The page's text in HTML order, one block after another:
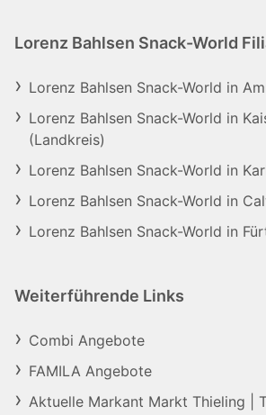
Lorenz Bahlsen Snack-World
Lorenz Bahlsen Snack-World in
Lorenz Bahlsen Snack-World in
(Landkreis)
Lorenz Bahlsen Snack-World in
Lorenz Bahlsen Snack-World in
Lorenz Bahlsen Snack-World in
Weiterführende Links
Combi Angebote
FAMILA Angebote
Aktuelle Markant Markt Thieling |